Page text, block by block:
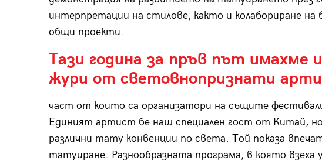
интерпретации на стилове, както и колабориране
общи проекти.
Тази година за пръв път имахме
жури от световнопризнати
част от които са организатори на същите
Единият артист бе наш специален гост от Китай,
различни тату конвенции по света. Той показа
татуиране. Разнообразната програма, в която взеха